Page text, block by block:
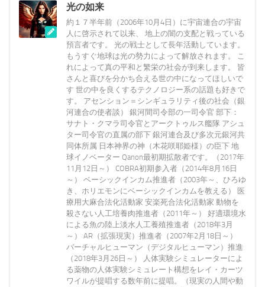
光の如来
約１７半年前（2006年10月4日）に宇宙連合の宇宙
人に啓示されて以来、 地上の闇の支配と戦っている
預言者です。 光の戦士として長年活動しています。
もうすぐ地球は光の勢力によって解放されます。 こ
れによって真の平和と繁栄の社会が到来します。 皆
さんと喜びを分かち合える世の中になってほしいで
す 世の中を良くするテクノロジー系の話題も好きで
す。 アセンション＝シンギュラリティ後の社会（銀
河連合の使者談） 銀河間司令部の一司令官 部下：
サナト・クマラ司令官とアークトゥルス艦隊 アシュ
ター司令官の直属の部下 銀河連合及び多次元銀河共
同体所属 日本神界の神（木花咲耶姫様）の臣下 地
球イノベーター Qanon最初期拡散者です。（2017年
11月12日～） COBRA初期参入者（2014年8月16日
～） ベーシックインカム推進者（2003年～、ひろゆ
き、ホリエモンにベーシックインカムを教える） 医
療用大麻合法化活動家 安楽死合法化活動家 動物を
殺さない人工培養肉推進者（2011年～） 好適環境水
による魚の陸上淡水人工養殖推進者（2018年3月
～） AR（拡張現実）推進者（2007年2月18日～）
バーチャルヒューマン（デジタルヒューマン）推進
（2018年3月26日～） 人体実験シミュレーターによ
る薬物の人体実験シミュレート構想をレイ・カーツ
ワイルが提唱する数年前に提唱。（現実の人間や動